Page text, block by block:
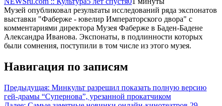
Музей опубликовал результаты исследований ряда экспонатов
выставки "Фаберже - ювелир Императорского двора" с
комментариями директора Музея Фаберже в Баден-Бадене
Александра Иванова. Экспонаты, в подлинности которых
были сомнения, поступили в том числе из этого музея.
Навигация по записям
Предыдущая: Минкульт разрешил показать полную версию
гей-драмы “Супернова”, урезанной прокатчиком